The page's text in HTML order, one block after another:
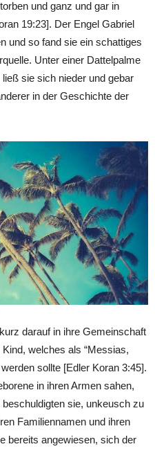
und ganz und gar in
19:23]. Der Engel Gabriel
und so fand sie ein schattiges
Unter einer Dattelpalme
sie sich nieder und gebar
in der Geschichte der
darauf in ihre Gemeinschaft
welches als “Messias,
sollte [Edler Koran 3:45].
in ihren Armen sahen,
sie, unkeusch zu
Familiennamen und ihren
bereits angewiesen, sich der